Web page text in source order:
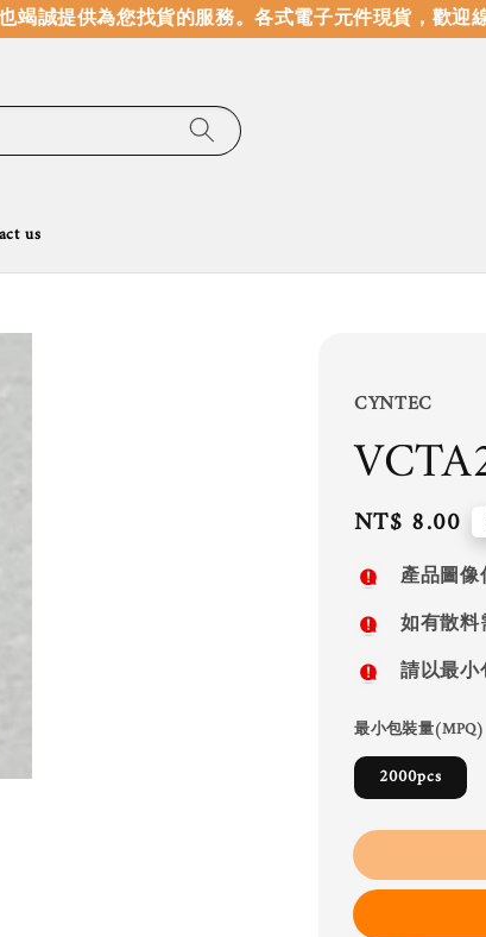
誠提供為您找貨的服務。各式電子元件現貨，歡迎線
us
CYNTEC
Regular
price
NT$ 8.00
產品圖
如有散
請以最
最小包裝量(MPQ)
2000pcs